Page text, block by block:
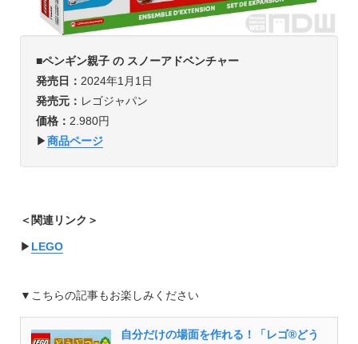
■ペンギン親子 の スノーアドベンチャー
発売日： 2024年1月1日
発売元： レゴジャパン
価格： 2.980円
▶︎商品ページ
＜関連リンク＞
▶︎ LEGO
▼こちらの記事もお楽しみください
自分だけの場面を作れる！「レゴ®どう